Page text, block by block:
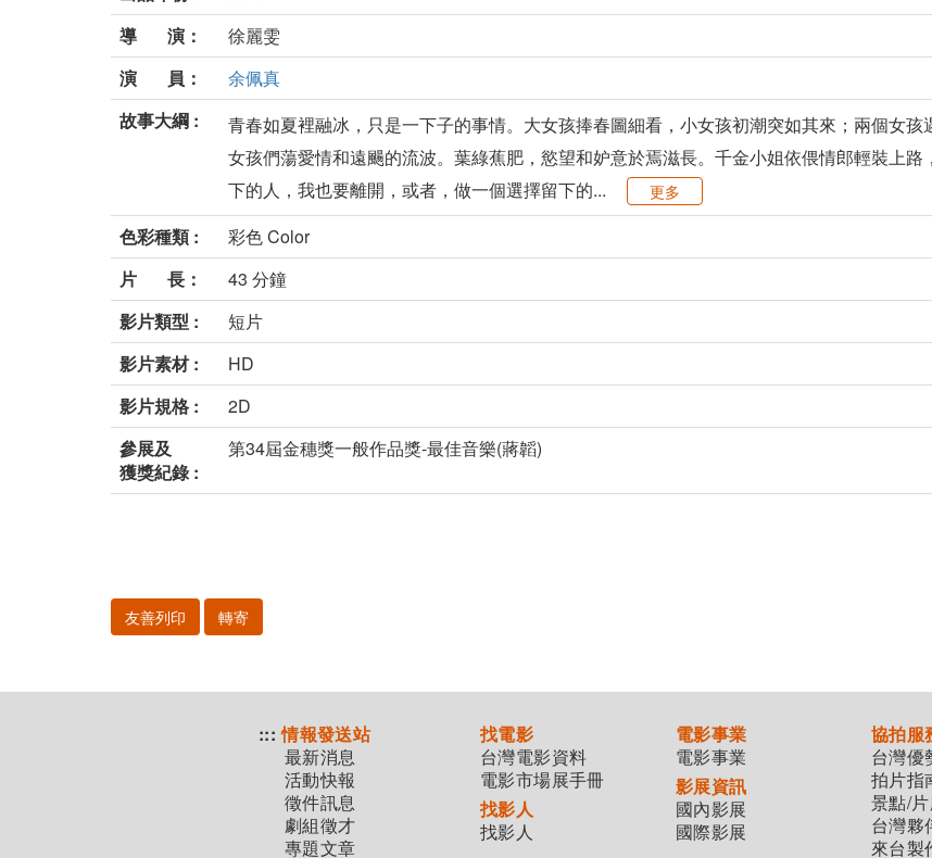
導 演：
徐麗雯
演 員：
余佩真
故事大綱 :
青春如夏裡融冰，只是一下子的事情。大女孩捧春圖細看，小女孩初潮突如其來；兩個女
女孩們蕩愛情和遠颺的流波。葉綠蕉­肥，慾望和妒意於焉滋長。千金小姐依偎情郎輕裝上
下的人，我也要離開，或者，做一個選擇留下的...
更多
色彩種類 :
彩色 Color
片 長：
43 分鐘
影片類型 :
短片
影片素材 :
HD
影片規格 :
2D
參展及
獲獎紀錄 :
第34屆金穗獎一般作品獎-最佳音樂(蔣韜)
友善列印 轉寄
::: 情報發送站
最新消息
活動快報
徵件訊息
劇組徵才
專題文章
找電影
台灣電影資料
電影市場展手冊
找影人
找影人
電影事業
電影事業
影展資訊
國內影展
國際影展
協拍服
台灣優
拍片指
景點/
台灣夥
來台製